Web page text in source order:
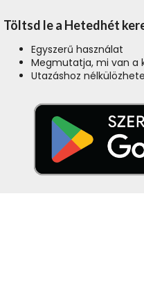
Töltsd le a Hetedhét
Egyszerű használat
Megmutatja, mi van a
Utazáshoz